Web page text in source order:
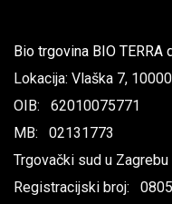
Bio trgovina BIO TERRA
Lokacija: Vlaška 7,
OIB: 62010075771
MB: 02131773
Trgovački sud u Zagrebu
Registracijski broj: